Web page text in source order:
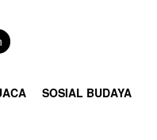
SOSIAL BUDAYA